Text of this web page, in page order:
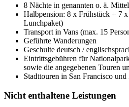
8 Nächte in genannten o. ä.
Halbpension: 8 x Frühstück + 7 x
Lunchpaket)
Transport in Vans (max. 15
Geführte Wanderungen
Geschulte deutsch /
Eintrittsgebühren für
sowie die angegebenen Touren
Stadttouren in San Francisco
Nicht enthaltene Leistungen